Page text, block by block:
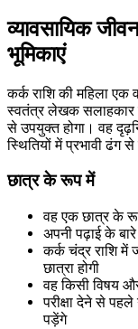
व्यावसायिक
भूमिकाएं
कर्क राशि की महिला एक
स्वतंत्र लेखक सलाहकार
से उपयुक्त होगा। वह
स्थितियों में प्रभावी ढंग
छात्र के रूप में
वह एक छात्र के
अपनी पढ़ाई के
कर्क चंद्र राशि में
छात्रा होगी
वह किसी विषय
परीक्षा देने से
पड़ेंगे